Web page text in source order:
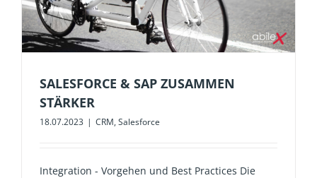
SALESFORCE & SAP ZUSAMMEN
STÄRKER
18.07.2023 | CRM, Salesforce
Integration - Vorgehen und Best Practices Die